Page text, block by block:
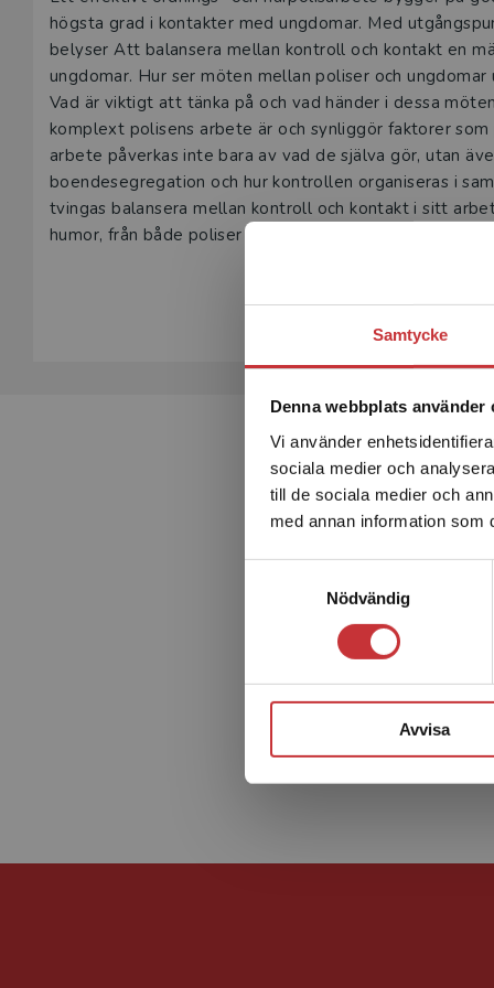
Samtycke
Denna webbplats använder
Vi använder
sociala medier och
till de sociala medier och
med annan information som
Nödvändig
Avvisa
högsta grad i kontakter med ungdomar. Med
belyser Att balansera mellan kontroll och kontakt en
ungdomar. Hur ser möten mellan poliser och
Vad är viktigt att tänka på och vad händer i dessa
komplext polisens arbete är och synliggör faktorer
arbete påverkas inte bara av vad de själva gör, utan
boendesegregation och hur kontrollen organiseras i
tvingas balansera mellan kontroll och kontakt i sitt
humor, från både poliser och ungdomars sida, utgör en
Att balansera mellan kontroll och kontakt riktar sig till
arbetar med ungdomar. Den kan även vara av